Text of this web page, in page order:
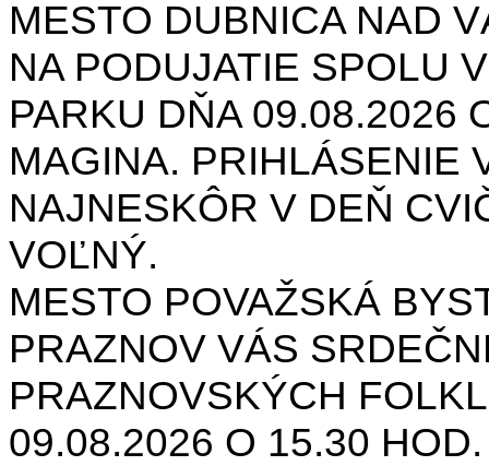
MESTO DUBNICA NAD
NA PODUJATIE SPOLU
PARKU DŇA 09.08.2026
MAGINA. PRIHLÁSENIE
NAJNESKÔR V DEŇ
VOĽNÝ.
MESTO POVAŽSKÁ
PRAZNOV VÁS
PRAZNOVSKÝCH
09.08.2026 O 15.30